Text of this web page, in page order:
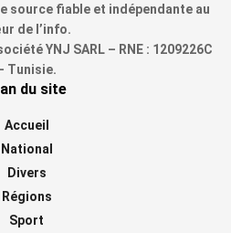
source fiable et indépendante au
de l’info.
YNJ SARL – RNE : 1209226C
Tunisie.
du site
Accueil
National
Divers
Régions
Sport